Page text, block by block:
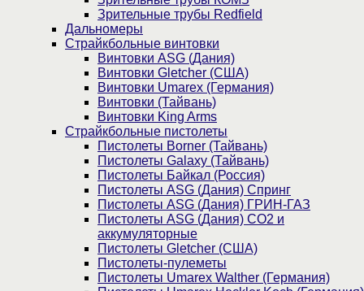
Зрительные трубы Redfield
Дальномеры
Страйкбольные винтовки
Винтовки ASG (Дания)
Винтовки Gletcher (США)
Винтовки Umarex (Германия)
Винтовки (Тайвань)
Винтовки King Arms
Страйкбольные пистолеты
Пистолеты Borner (Тайвань)
Пистолеты Galaxy (Тайвань)
Пистолеты Байкал (Россия)
Пистолеты ASG (Дания) Спринг
Пистолеты ASG (Дания) ГРИН-ГАЗ
Пистолеты ASG (Дания) CO2 и
аккумуляторные
Пистолеты Gletcher (США)
Пистолеты-пулеметы
Пистолеты Umarex Walther (Германия)